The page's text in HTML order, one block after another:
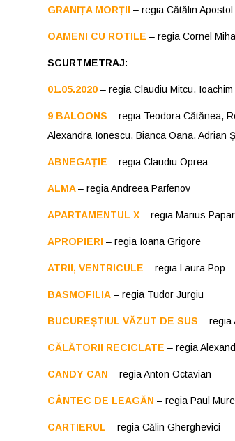
GRANIȚA MORȚII – regia Cătălin Apostol
OAMENI CU ROTILE – regia Cornel
SCURTMETRAJ:
01.05.2020 – regia Claudiu Mitcu,
9 BALOONS – regia Teodora Cătănea,
Alexandra Ionescu, Bianca Oana, Adrian
ABNEGAȚIE – regia Claudiu Oprea
ALMA – regia Andreea Parfenov
APARTAMENTUL X – regia Marius
APROPIERI – regia Ioana Grigore
ATRII, VENTRICULE – regia Laura Pop
BASMOFILIA – regia Tudor Jurgiu
BUCUREȘTIUL VĂZUT DE SUS – regia
CĂLĂTORII RECICLATE – regia
CANDY CAN – regia Anton Octavian
CÂNTEC DE LEAGĂN – regia Paul
CARTIERUL – regia Călin Gherghevici